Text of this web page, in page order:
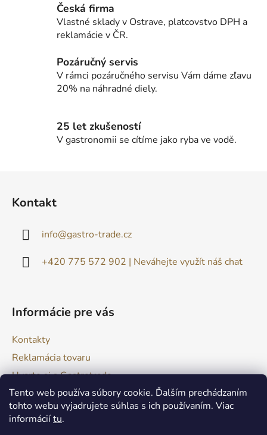
Tento web používa súbory cookie. Ďalším prechádzaním
tohto webu vyjadrujete súhlas s ich používaním. Viac
informáciítu.
i
e
r
v
k
y
ý
p
i
Česká firma
Vlastné sklady v Ostrave, platcovstvo DPH a
reklamácie v ČR.
Pozáručný servis
V rámci pozáručného servisu Vám dáme zľavu
20% na náhradné diely.
25 let zkušeností
V gastronomii se cítíme jako ryba ve vodě.
Kontakt
info@gastro-trade.cz
+420 775 572 902 | Neváhejte využít náš chat
Informácie pre vás
Kontakty
Reklamácia tovaru
Uvarte si s Gastrotrade
Naše produkty - Tipy a triky
Obchodné podmienky